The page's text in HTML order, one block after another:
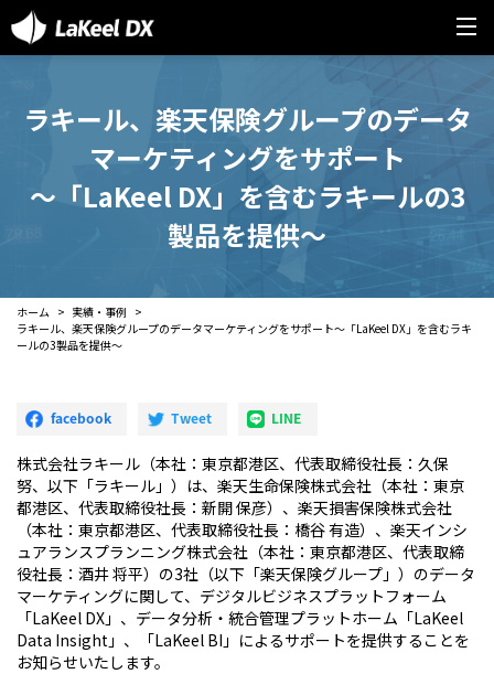
ラキール、楽天保険グループのデータ
マーケティングをサポート
～「LaKeel DX」を含むラキールの3
製品を提供～
ホーム
実績・事例
ラキール、楽天保険グループのデータマーケティングをサポート～「LaKeel DX」を含むラキ
ールの3製品を提供～
株式会社ラキール（本社：東京都港区、代表取締役社長：久保
努、以下「ラキール」）は、楽天生命保険株式会社（本社：東京
都港区、代表取締役社長：新開 保彦）、楽天損害保険株式会社
（本社：東京都港区、代表取締役社長：橋谷 有造）、楽天インシ
ュアランスプランニング株式会社（本社：東京都港区、代表取締
役社長：酒井 将平）の3社（以下「楽天保険グループ」）のデータ
マーケティングに関して、デジタルビジネスプラットフォーム
「LaKeel DX」、データ分析・統合管理プラットホーム「LaKeel
Data Insight」、「LaKeel BI」によるサポートを提供することを
お知らせいたします。